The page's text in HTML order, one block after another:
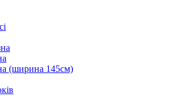
(ширина 145см)